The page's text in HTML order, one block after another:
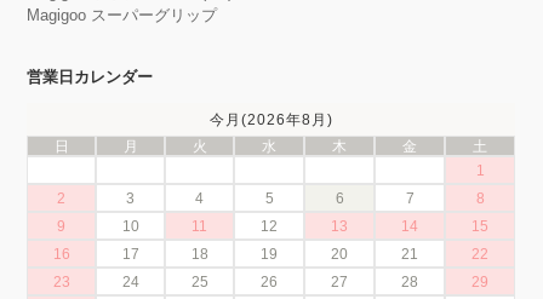
Magigoo スーパーグリップ
営業日カレンダー
今月(2026年8月)
日
月 火 水 木 金
土
1
2
3 4 5 6 7
8
9
10 11 12 13 14
15
16
17 18 19 20 21
22
23
24 25 26 27 28
29